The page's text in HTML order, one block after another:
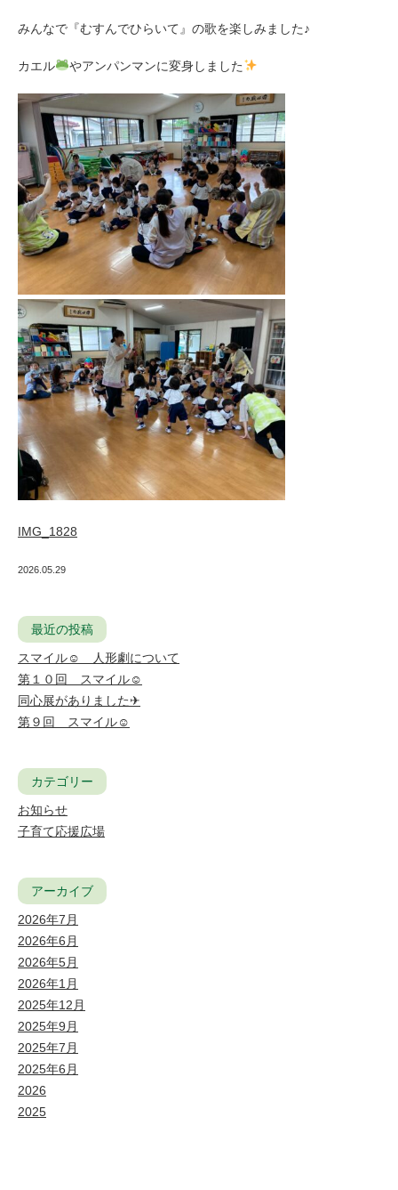
みんなで『むすんでひらいて』の歌を楽しみました♪
カエル やアンパンマンに変身しました
IMG_1828
2026.05.29
最近の投稿
スマイル☺ 人形劇について
第１０回 スマイル☺
同心展がありました✈
第９回 スマイル☺
カテゴリー
お知らせ
子育て応援広場
アーカイブ
2026年7月
2026年6月
2026年5月
2026年1月
2025年12月
2025年9月
2025年7月
2025年6月
2026
2025